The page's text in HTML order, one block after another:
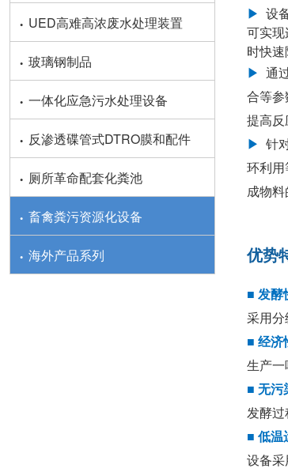
· UED高难高浓废水处理装置
· 玻璃钢制品
· 一体化应急污水处理设备
· 反渗透碟管式DTRO膜和配件
· 厕所革命配套化粪池
· 畜禽粪污资源化设备
· 海外产品系列
▶ 设
可实
时快速
▶ 通
合等
提高反
▶ 针
环利
成物
优势
■ 发酵
采用
■ 经济
生产
■ 无污
发酵
■ 低温
设备